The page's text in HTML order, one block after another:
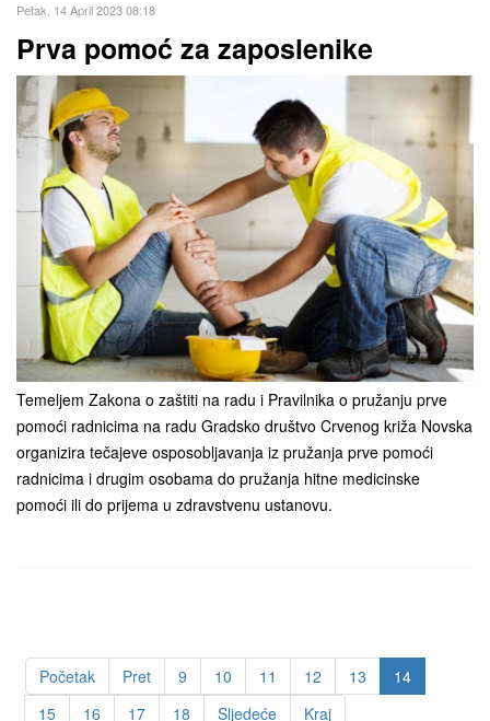
Petak, 14 April 2023 08:18
Prva pomoć za zaposlenike
Temeljem Zakona o zaštiti na radu i Pravilnika o pružanju prve
pomoći radnicima na radu Gradsko društvo Crvenog križa Novska
organizira tečajeve osposobljavanja iz pružanja prve pomoći
radnicima i drugim osobama do pružanja hitne medicinske
pomoći ili do prijema u zdravstvenu ustanovu.
Početak Pret 9 10 11 12 13
14
15
16 17 18 Sljedeće Kraj